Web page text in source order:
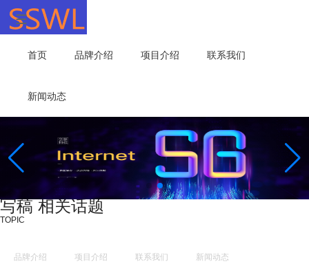
首页 品牌介绍 项目介绍 联系我们
新闻动态
写稿 相关话题
TOPIC
品牌介绍 项目介绍 联系我们 新闻动态